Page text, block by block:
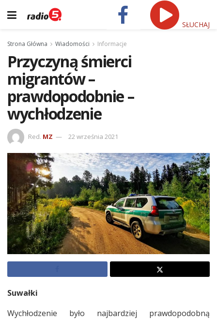
SŁUCHAJ
Strona Główna Wiadomości Informacje
Przyczyną śmierci
migrantów –
prawdopodobnie –
wychłodzenie
Red. MZ 22 września 2021
Suwałki
Wychłodzenie było najbardziej prawdopodobną